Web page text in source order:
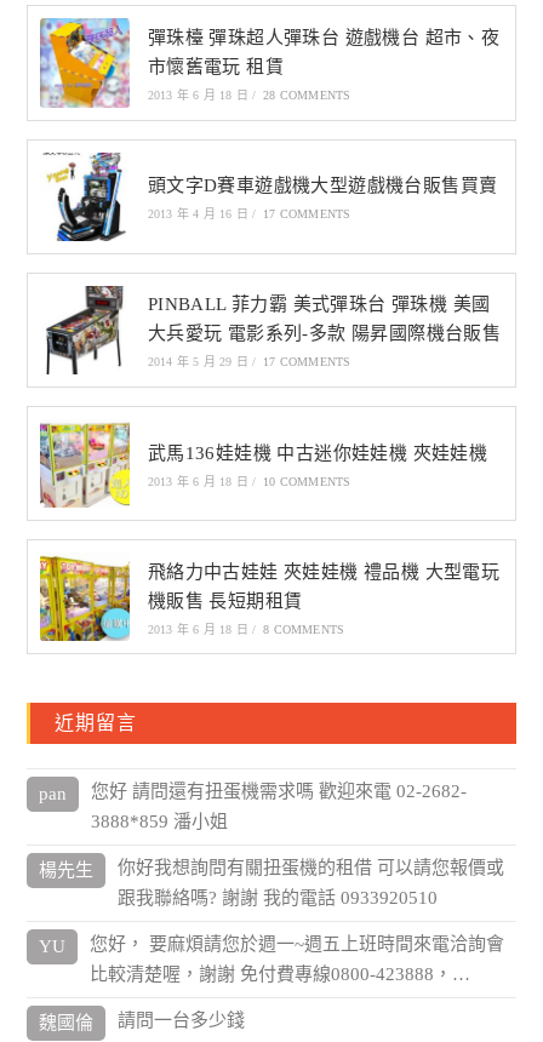
彈珠檯 彈珠超人彈珠台 遊戲機台 超市、夜
市懷舊電玩 租賃
2013 年 6 月 18 日 / 28 COMMENTS
頭文字D賽車遊戲機大型遊戲機台販售買賣
2013 年 4 月 16 日 / 17 COMMENTS
PINBALL 菲力霸 美式彈珠台 彈珠機 美國
大兵愛玩 電影系列-多款 陽昇國際機台販售
2014 年 5 月 29 日 / 17 COMMENTS
武馬136娃娃機 中古迷你娃娃機 夾娃娃機
2013 年 6 月 18 日 / 10 COMMENTS
飛絡力中古娃娃 夾娃娃機 禮品機 大型電玩
機販售 長短期租賃
2013 年 6 月 18 日 / 8 COMMENTS
近期留言
pan
您好 請問還有扭蛋機需求嗎 歡迎來電 02-2682-
3888*859 潘小姐
楊先生
你好我想詢問有關扭蛋機的租借 可以請您報價或
跟我聯絡嗎? 謝謝 我的電話 0933920510
YU
您好， 要麻煩請您於週一~週五上班時間來電洽詢會
比較清楚喔，謝謝 免付費專線0800-423888，…
魏國倫 請問一台多少錢